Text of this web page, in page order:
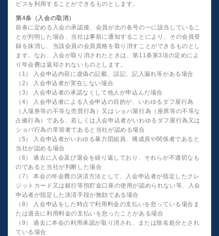
ビスを利用することができるものとします。
第4条（入会の取消）
前条に定める入会の承認後、会員が次の各号の一に該当しているこ
とが判明した場合、当社は事前に通知することにより、その会員登
録を抹消し、当該会員の会員資格を取り消すことができるものとし
ます。なお、入会が取り消されたときは、第11条第3項の定めによ
り年会費は返却されないものとします。
（1） 入会申込内容に虚偽の記載、誤記、記入漏れ等がある場合
（2） 入会申込者が実在しない場合
（3） 入会申込者の承諾なくして他人が申込んだ場合
（4） 入会申込者による入会申込の目的が、いわゆるダフ屋行為
（入場券等の不等な売買行為）又はショバ屋行為（座席等の不等な
占拠行為）である、若しくは入会申込者がいわゆるダフ屋行為又は
ショバ行為の常習者であると当社が認める場合
（5） 入会申込者がいわゆる暴力団組員、構成員や関係者であると
当社が認める場合
（6） 過去に入会及び退会を繰り返しており、それらが不適切なも
のであると当社が判断した場合
（7） 本会の年会費の決済方法として、入会申込者が指定したクレ
ジットカード又は銀行等預貯金口座の使用が認められない等、入会
申込者が指定した決済手段が無効である場合
（8） 入会申込をした時点で利用料金の支払いを怠っている場合ま
たは過去に利用料金の支払いを怠ったことがある場合
（9） 過去に本会の利用承認が取り消され、または除名処分とされ
ている場合